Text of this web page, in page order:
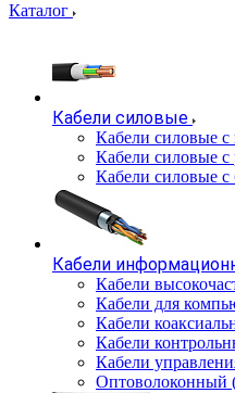
Каталог
Кабели силовые
Кабели силовые с
Кабели силовые с
Кабели силовые
Кабели
Кабели
Кабели для
Кабели
Кабели
Кабели
Оптоволоконный